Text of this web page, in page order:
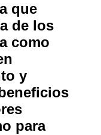
que
de los
como
y
para